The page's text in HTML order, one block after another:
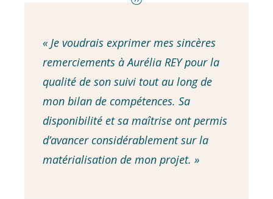
« Je voudrais exprimer mes sincères
remerciements à Aurélia REY pour la
qualité de son suivi tout au long de
mon bilan de compétences. Sa
disponibilité et sa maîtrise ont permis
d’avancer considérablement sur la
matérialisation de mon projet. »